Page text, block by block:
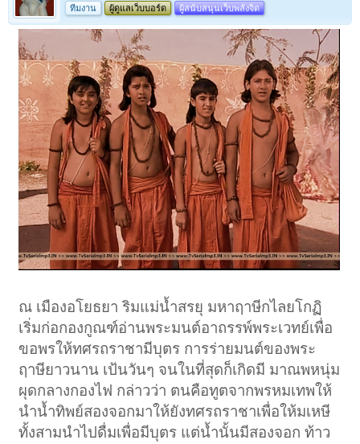
ทีมงาน
ผู้ดูแลเว็บบอร์ด ผู้สนับสนุนเว็บพลังจิต
ณ เมืองอโยธยา ริมแม่น้ำสรยุ มหาฤาษีกไลยโกฏิ
เริ่มก่อกองกูณฑ์อ่านพระมนต์อาถรรพ์พระเวทย์เพื่อ
ขอพรให้ทศรถราชามีบุตร การร่ายมนต์ของพระ
ฤาษียาวนาน เป้นวันๆ จนในที่สุดก็เกิดมี มาณพหนุ่ม
ผุดกลางกองไฟ กล่าวว่า ตนคือทูตจากพรหมเทพให้
นำน้ำทิพย์สองจอกมาให้ยังทศรถราชาเพื่อให้มเหษี
ทั้งสามนำไปดื่มเพื่อมีบุตร แต่น้ำนั้นมีสองจอก ท้าว